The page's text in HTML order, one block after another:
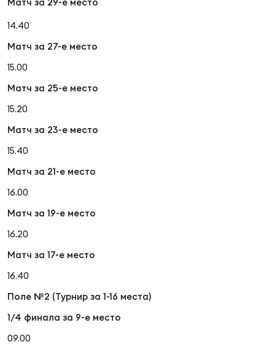
14.40
Матч за 27-е место
15.00
Матч за 25-е место
15.20
Матч за 23-е место
15.40
Матч за 21-е место
16.00
Матч за 19-е место
16.20
Матч за 17-е место
16.40
Поле №2 (Турнир за 1-16 места)
1/4 финала за 9-е место
09.00